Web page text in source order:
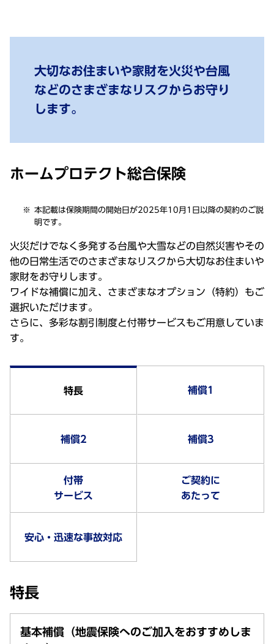
大切なお住まいや家財を火災や台風
などのさまざまなリスクからお守り
します。
ホームプロテクト総合保険
本記載は保険期間の開始日が2025年10月1日以降の契約のご説
明です。
火災だけでなく多発する台風や大雪などの自然災害やその
他の日常生活でのさまざまなリスクから大切なお住まいや
家財をお守りします。
ワイドな補償に加え、さまざまなオプション（特約）もご
選択いただけます。
さらに、多彩な割引制度と付帯サービスもご用意していま
す。
特長 補償1
補償2 補償3
付帯
サービス
ご契約に
あたって
安心・迅速な事故対応
特長
基本補償（地震保険へのご加入をおすすめしま